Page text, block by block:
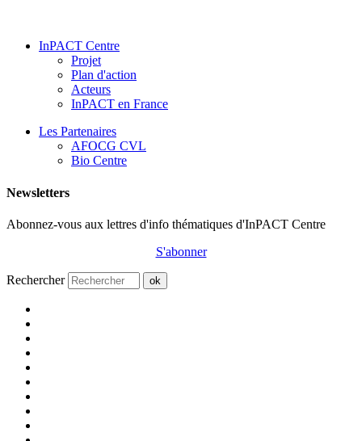
InPACT Centre
Projet
Plan d'action
Acteurs
InPACT en France
Les Partenaires
AFOCG CVL
Bio Centre
Newsletters
Abonnez-vous aux lettres d'info thématiques d'InPACT Centre
S'abonner
Rechercher ok